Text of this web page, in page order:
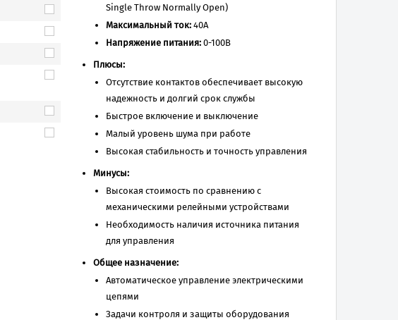
Single Throw Normally Open)
Максимальный ток:40А
Напряжение питания:0-100В
Плюсы:
Отсутствие контактов обеспечивает высокую
надежность и долгий срок службы
Быстрое включение и выключение
Малый уровень шума при работе
Высокая стабильность и точность управления
Минусы:
Высокая стоимость по сравнению с
механическими релейными устройствами
Необходимость наличия источника питания
для управления
Общее назначение:
Автоматическое управление электрическими
цепями
Задачи контроля и защиты оборудования